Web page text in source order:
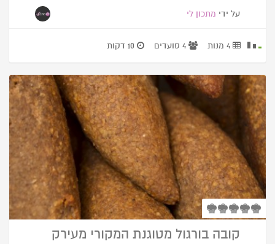
על ידי מתכון לי
קובה בורגול מטוגנת המקורי מעירק